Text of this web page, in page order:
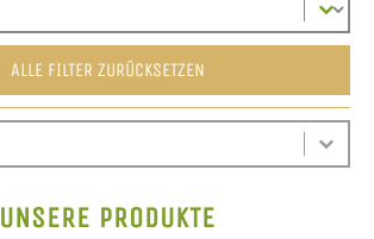
ALLE FILTER ZURÜCKSETZEN
UNSERE PRODUKTE